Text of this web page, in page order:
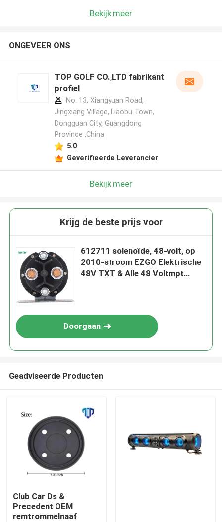
Bekijk meer
ONGEVEER ONS
TOP GOLF CO.,LTD fabrikant
profiel
No. 13, Xiangyuan Road,
Jingxiang Village, Liaobu Town,
Dongguan City, Guangdong
Province ,China
5.0
Geverifieerde Leverancier
Bekijk meer
Krijg de beste prijs voor
612711 solenoïde, 48-volt, op
2010-stroom EZGO Elektrische
48V TXT & Alle 48 Voltmpt
Doorgaan
Geadviseerde Producten
Club Car Ds &
Precedent OEM
remtrommelnaaf